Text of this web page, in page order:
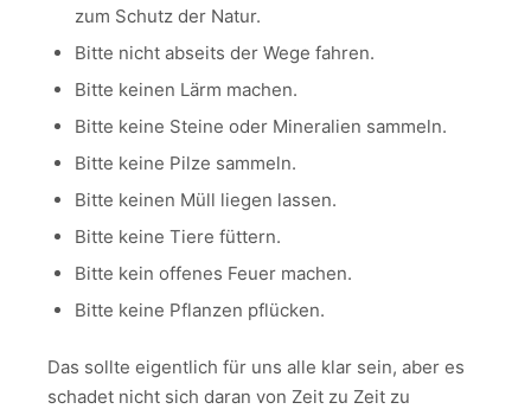
zum Schutz der Natur.
Bitte nicht abseits der Wege fahren.
Bitte keinen Lärm machen.
Bitte keine Steine oder Mineralien sammeln.
Bitte keine Pilze sammeln.
Bitte keinen Müll liegen lassen.
Bitte keine Tiere füttern.
Bitte kein offenes Feuer machen.
Bitte keine Pflanzen pflücken.
Das sollte eigentlich für uns alle klar sein, aber es
schadet nicht sich daran von Zeit zu Zeit zu